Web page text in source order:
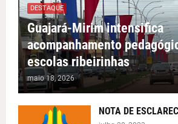
DESTAQUE
Guajará-Mirim intensifica
acompanhamento
escolas ribeirinhas
maio 18, 2026
NOTA DE